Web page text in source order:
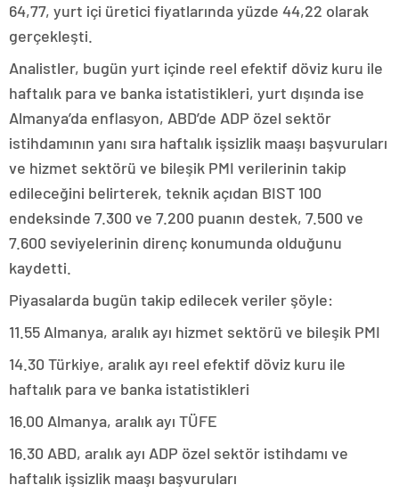
64,77, yurt içi üretici fiyatlarında yüzde 44,22 olarak
gerçekleşti.
Analistler, bugün yurt içinde reel efektif döviz kuru ile
haftalık para ve banka istatistikleri, yurt dışında ise
Almanya’da enflasyon, ABD’de ADP özel sektör
istihdamının yanı sıra haftalık işsizlik maaşı başvuruları
ve hizmet sektörü ve bileşik PMI verilerinin takip
edileceğini belirterek, teknik açıdan BIST 100
endeksinde 7.300 ve 7.200 puanın destek, 7.500 ve
7.600 seviyelerinin direnç konumunda olduğunu
kaydetti.
Piyasalarda bugün takip edilecek veriler şöyle:
11.55 Almanya, aralık ayı hizmet sektörü ve bileşik PMI
14.30 Türkiye, aralık ayı reel efektif döviz kuru ile
haftalık para ve banka istatistikleri
16.00 Almanya, aralık ayı TÜFE
16.30 ABD, aralık ayı ADP özel sektör istihdamı ve
haftalık işsizlik maaşı başvuruları